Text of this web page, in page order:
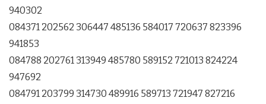
940302
084371 202562 306447 485136 584017 720637 823396
941853
084788 202761 313949 485780 589152 721013 824224
947692
084791 203799 314730 489916 589713 721947 827216